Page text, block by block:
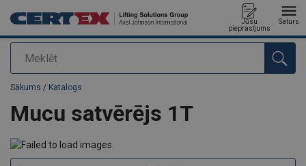
Meklēt
Jūsu
pieprasījums
Saturs
Pievienots jūsu pasūtījumam
Sākums / Katalogs
Mucu satvērējs 1T